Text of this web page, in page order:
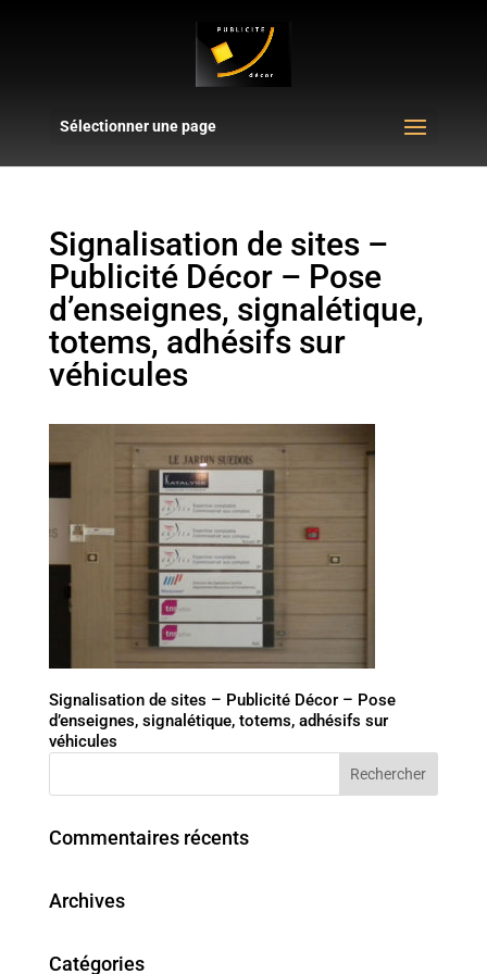
Sélectionner une page
Signalisation de sites –
Publicité Décor – Pose
d’enseignes, signalétique,
totems, adhésifs sur
véhicules
Signalisation de sites – Publicité Décor – Pose
d’enseignes, signalétique, totems, adhésifs sur
véhicules
Commentaires récents
Archives
Catégories